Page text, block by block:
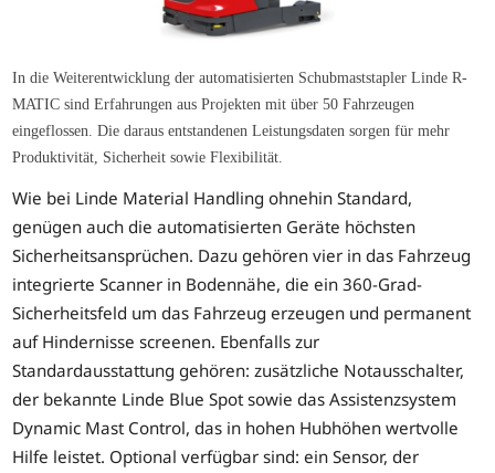
In die Weiterentwicklung der automatisierten Schubmaststapler Linde R-
MATIC sind Erfahrungen aus Projekten mit über 50 Fahrzeugen
eingeflossen. Die daraus entstandenen Leistungsdaten sorgen für mehr
Produktivität, Sicherheit sowie Flexibilität.
Wie bei Linde Material Handling ohnehin Standard,
genügen auch die automatisierten Geräte höchsten
Sicherheitsansprüchen. Dazu gehören vier in das Fahrzeug
integrierte Scanner in Bodennähe, die ein 360-Grad-
Sicherheitsfeld um das Fahrzeug erzeugen und permanent
auf Hindernisse screenen. Ebenfalls zur
Standardausstattung gehören: zusätzliche Notausschalter,
der bekannte Linde Blue Spot sowie das Assistenzsystem
Dynamic Mast Control, das in hohen Hubhöhen wertvolle
Hilfe leistet. Optional verfügbar sind: ein Sensor, der